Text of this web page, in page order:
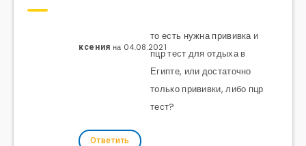
ксения на 04.08.2021
то есть нужна прививка и
пцр тест для отдыха в
Египте, или достаточно
только прививки, либо пцр
тест?
Ответить